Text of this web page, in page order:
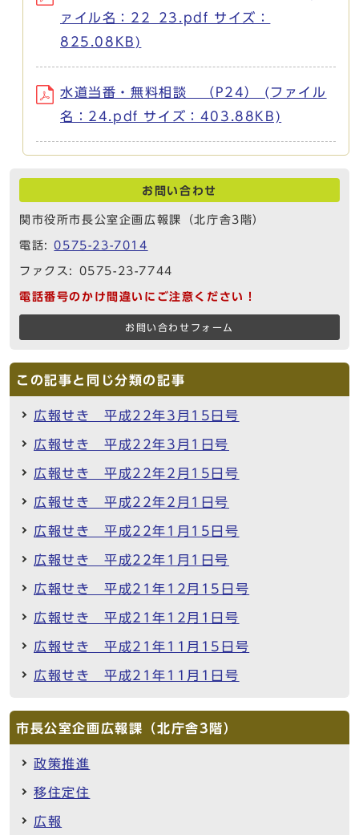
ァイル名：22_23.pdf サイズ：
825.08KB)
水道当番・無料相談 （P24） (ファイル
名：24.pdf サイズ：403.88KB)
お問い合わせ
関市役所市長公室企画広報課（北庁舎3階）
電話:0575-23-7014
ファクス: 0575-23-7744
電話番号のかけ間違いにご注意ください！
お問い合わせフォーム
この記事と同じ分類の記事
広報せき 平成22年3月15日号
広報せき 平成22年3月1日号
広報せき 平成22年2月15日号
広報せき 平成22年2月1日号
広報せき 平成22年1月15日号
広報せき 平成22年1月1日号
広報せき 平成21年12月15日号
広報せき 平成21年12月1日号
広報せき 平成21年11月15日号
広報せき 平成21年11月1日号
市長公室企画広報課（北庁舎3階）
政策推進
移住定住
広報